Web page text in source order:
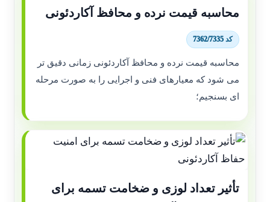
محاسبه قیمت نرده و محافظ آکاردئونی
کد 7362/7335
محاسبه قیمت نرده و محافظ آکاردئونی زمانی دقیق تر
می شود که معیارهای فنی و اجرایی را به صورت مرحله
ای بسنجیم؛
تأثیر تعداد لوزی و ضخامت تسمه برای